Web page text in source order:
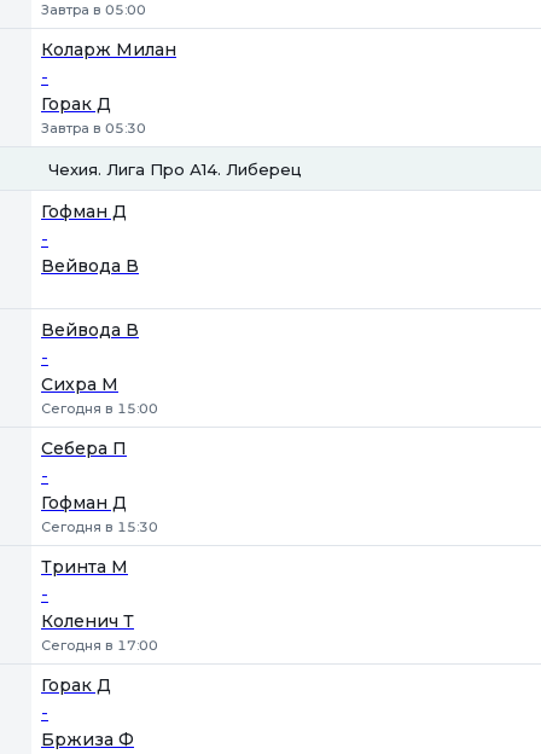
Завтра в 05:00
Коларж Милан
-
Горак Д
Завтра в 05:30
Чехия. Лига Про А14. Либерец
Гофман Д
-
Вейвода В
Вейвода В
-
Сихра М
Сегодня в 15:00
Себера П
-
Гофман Д
Сегодня в 15:30
Тринта М
-
Коленич Т
Сегодня в 17:00
Горак Д
-
Бржиза Ф